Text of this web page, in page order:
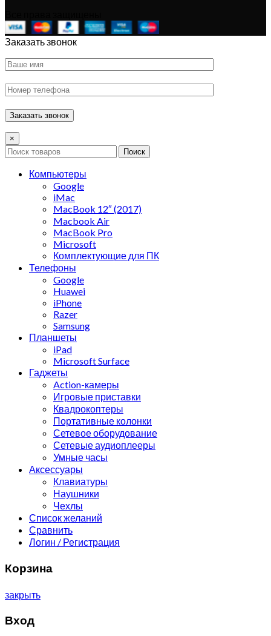
Заказать звонок
×
Поиск
Компьютеры
Google
iMac
MacBook 12″ (2017)
Macbook Air
MacBook Pro
Microsoft
Комплектующие для ПК
Телефоны
Google
Huawei
iPhone
Razer
Samsung
Планшеты
iPad
Microsoft Surface
Гаджеты
Action-камеры
Игровые приставки
Квадрокоптеры
Портативные колонки
Сетевое оборудование
Сетевые аудиоплееры
Умные часы
Аксессуары
Клавиатуры
Наушники
Чехлы
Список желаний
Сравнить
Логин / Регистрация
Корзина
закрыть
Вход